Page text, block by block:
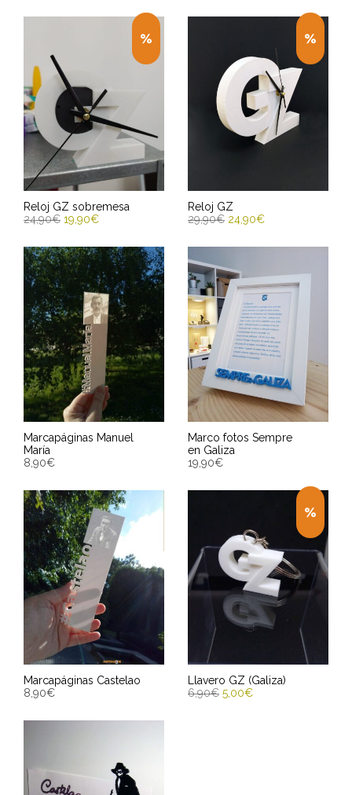
AÑADIR AL CARRITO
13/08/2026 - 15/08/2026
Entrega Estimada entre
13/08/2026 - 15/08/2026
Reloj GZ sobremesa
24,90€ 19,90€
AÑADIR AL CARRITO
Entrega Estimada entre
13/08/2026 - 15/08/2026
Reloj GZ
29,90€ 24,90€
Entrega Estimada entre
13/08/2026 - 15/08/2026
Marcapáginas Manuel
María
8,90€
AÑADIR AL CARRITO
Entrega Estimada entre
13/08/2026 - 15/08/2026
Marco fotos Sempre
en Galiza
19,90€
AÑADIR AL CARRITO
13/08/2026 - 15/08/2026
Marcapáginas Castelao
8,90€
13/08/2026 - 15/08/2026
Llavero GZ (Galiza)
6,90€ 5,00€